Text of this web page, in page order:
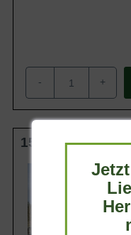
- +
150-175 cm C35